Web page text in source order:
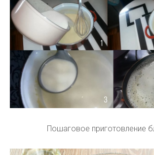
Пошаговое приготовление